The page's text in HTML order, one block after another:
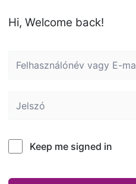
Hi, Welcome back!
Keep me signed in